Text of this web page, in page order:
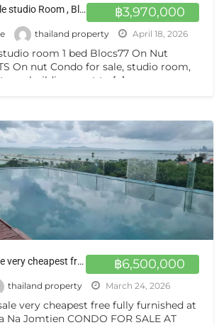
฿3,970,000
Nice Condo for sale studio Room , Blocs77 closed BTS Sukhumvit 77 ขายคอนโด ห้องสวย วิวสูง 1 นอน Blocs77 อ่อนนุช
thailand property April 18, 2026
room 1 bed Blocs77 On Nut
On nut Condo for sale, studio room,
building, next to […]
฿6,500,000
Nice Condo on sale very cheapest free fully furnished at Sattahip Pattaya Na Jomtien
thailand property March 24, 2026
very cheapest free fully furnished at
Na Jomtien CONDO FOR SALE AT